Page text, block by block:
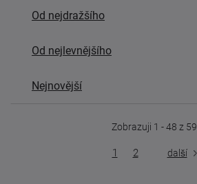
Od nejdražšího
Od nejlevnějšího
Nejnovější
Zobrazuji 1 - 48 z 59
2
1 další